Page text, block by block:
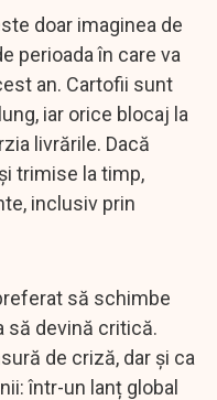
doar imaginea de
perioada în care va
an. Cartofii sunt
iar orice blocaj la
livrările. Dacă
trimise la timp,
inclusiv prin
să schimbe
să devină critică.
de criză, dar și ca
într-un lanț global